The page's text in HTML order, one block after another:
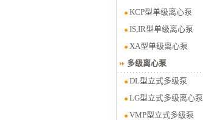
KCP型单级离心泵
IS,IR型单级离心泵
XA型单级离心泵
多级离心泵
DL型立式多级泵
LG型立式多级离心泵
VMP型立式多级泵